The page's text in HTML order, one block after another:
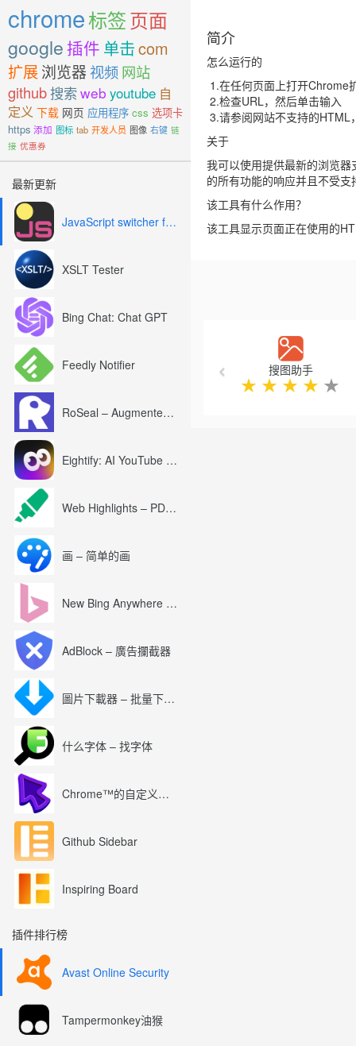
chrome标签页面
google 插件 单击com
扩展浏览器 视频网站
github搜索web youtube 自
定义 下载 网页 应用程序 css 选项卡
https 添加 图标 tab 开发人员 图像 右键 链
接 优惠券
最新更新
JavaScript switcher for SEO and development
XSLT Tester
Bing Chat: Chat GPT
Feedly Notifier
RoSeal – Augmented Roblox Experience
Eightify: AI YouTube Summary with ChatGPT
Web Highlights – PDF & Web Highlighter
画 – 简单的画
New Bing Anywhere (Bing Chat GPT-4)
AdBlock – 廣告攔截器
圖片下載器 – 批量下載圖片
什么字体 – 找字体
Chrome™的自定义光标
Github Sidebar
Inspiring Board
插件排行榜
Avast Online Security
Tampermonkey油猴
简介
怎么运行的
1.在任何页面上打开Chrome
2.检查URL，然后单击输入
3.请参阅网站不支持的HTML
关于
我可以使用提供最新的浏览
的所有功能的响应并且不受支
该工具有什么作用？
该工具显示页面正在使用的
搜图助手
★ ★ ★ ★ ★